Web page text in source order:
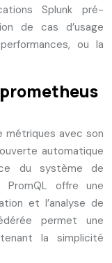
Splunk pré-
de cas d’usage
ou la
métriques avec son
automatique
du système de
PromQL offre une
et l’analyse de
permet une
la simplicité